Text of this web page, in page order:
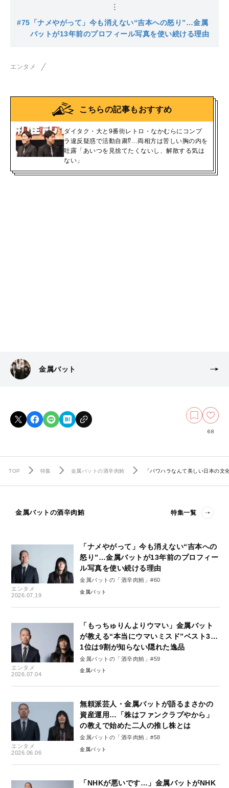
#75 「ナメやがって」今も消えない“吉本への怒り”…金属
バットが13年前のプロフィール写真を使い続ける理由
エンタメ
こちらの記事もおすすめ
ダイタク・大と9番街レトロ・なかむらにコンプ
ラ違反疑惑で活動自粛⁉…両相方は苦しい胸の内を
吐露「あいつを見捨てたくないし、解散する気は
ない」
金属バット
68
TOP 特集 金属バットの酒辛肉鮪 「パワハラなんて美しい日本の
金属バットの酒辛肉鮪 特集一覧
エンタメ
2026.07.19
「ナメやがって」今も消えない“吉本への
怒り”…金属バットが13年前のプロフィー
ル写真を使い続ける理由
金属バットの「酒辛肉鮪」#60
金属バット
エンタメ
2026.07.04
「もっちゅりんよりウマい」金属バット
が教える“本当にウマいミスド”ベスト3…
1位は9割が知らない隠れた逸品
金属バットの「酒辛肉鮪」#59
金属バット
エンタメ
2026.06.06
無頼派芸人・金属バットが語るまさかの
資産運用…「株はファンクラブやから」
の教えで始めた二人の推し株とは
金属バットの「酒辛肉鮪」#58
金属バット
「NHKが悪いです…」金属バットがNHK